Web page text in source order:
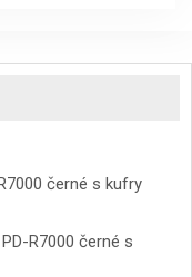
černé s kufry
R7000 černé s